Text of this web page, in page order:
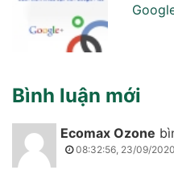
Bình luận mới
Ecomax Ozone
08:32:56, 23/09/2020